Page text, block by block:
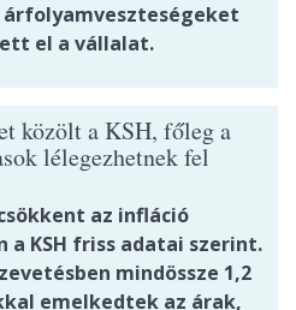
árfolyamveszteségeket
el a vállalat.
közölt a KSH, főleg a
lélegezhetnek fel
az infláció
a KSH friss adatai szerint.
mindössze 1,2
emelkedtek az árak,